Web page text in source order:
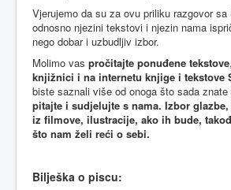
Vjerujemo da su za ovu priliku razgovor
odnosno njezini tekstovi i njezin nama
nego dobar i uzbudljiv izbor.
Molimo vas pročitajte ponuđene tekstove,
knjižnici i na internetu knjige i tekstove
biste saznali više od onoga što sada znate
pitajte i sudjelujte s nama. Izbor
iz filmove, ilustracije, ako ih bude,
što nam želi reći o sebi.
Bilješka o piscu: